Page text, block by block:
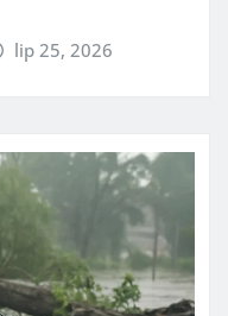
lip 25, 2026